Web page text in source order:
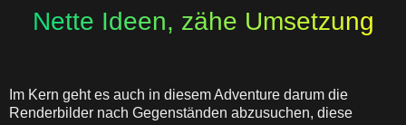
Nette Ideen, zähe Umsetzung
Im Kern geht es auch in diesem Adventure darum die
Renderbilder nach Gegenständen abzusuchen, diese